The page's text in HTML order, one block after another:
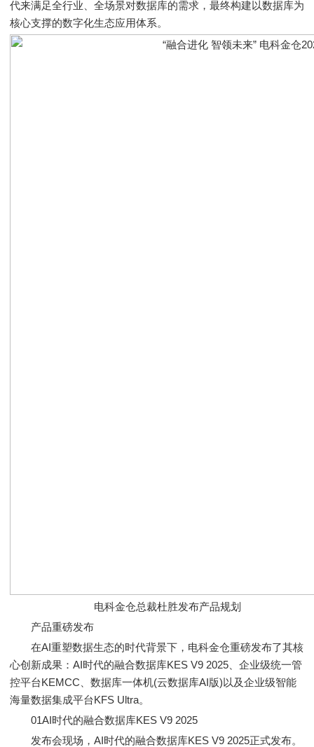
代来满足全行业、全场景对数据库的需求，最终构建以数据库为
核心支撑的数字化生态应用体系。
电科金仓总裁杜胜发布产品规划
产品重磅发布
在AI重塑数据生态的时代背景下，电科金仓重磅发布了其核
心创新成果：AI时代的融合数据库KES V9 2025、企业级统一管
控平台KEMCC、数据库一体机(云数据库AI版)以及企业级智能
海量数据集成平台KFS Ultra。
01AI时代的融合数据库KES V9 2025
发布会现场，AI时代的融合数据库KES V9 2025正式发布。